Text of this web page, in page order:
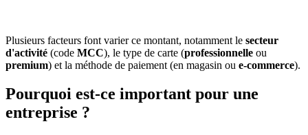
Plusieurs facteurs font varier ce montant, notamment le secteur
d'activité (code MCC), le type de carte (professionnelle ou
premium) et la méthode de paiement (en magasin ou e-commerce).
Pourquoi est-ce important pour une
entreprise ?